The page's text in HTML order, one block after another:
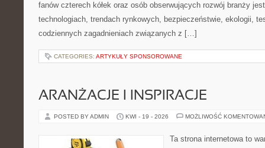
fanów czterech kółek oraz osób obserwujących rozwój branży
technologiach, trendach rynkowych, bezpieczeństwie, ekologii,
codziennych zagadnieniach związanych z […]
CATEGORIES: ARTYKUŁY SPONSOROWANE
ARANŻACJE I INSPIRACJE
POSTED BY ADMIN KWI - 19 - 2026 MOŻLIWOŚĆ
Ta strona internetowa to